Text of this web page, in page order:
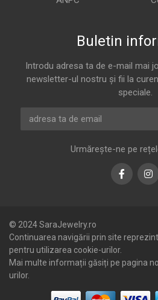
Buletin
Introdu adresa ta de e-mail mai
newsletter-ul nostru și fii la
speciale.
Urmărește-ne pe
Facebook
© 2024 SaraJewelry.ro
Continuarea navigării prin site
pentru utilizarea cookie-urilor.
Mai multe informații găsiți pe pagina
urilor.